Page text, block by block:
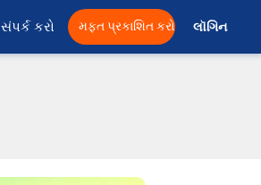
સંપર્ક કરો મફત પ્રકાશિત કરો લૉગિન